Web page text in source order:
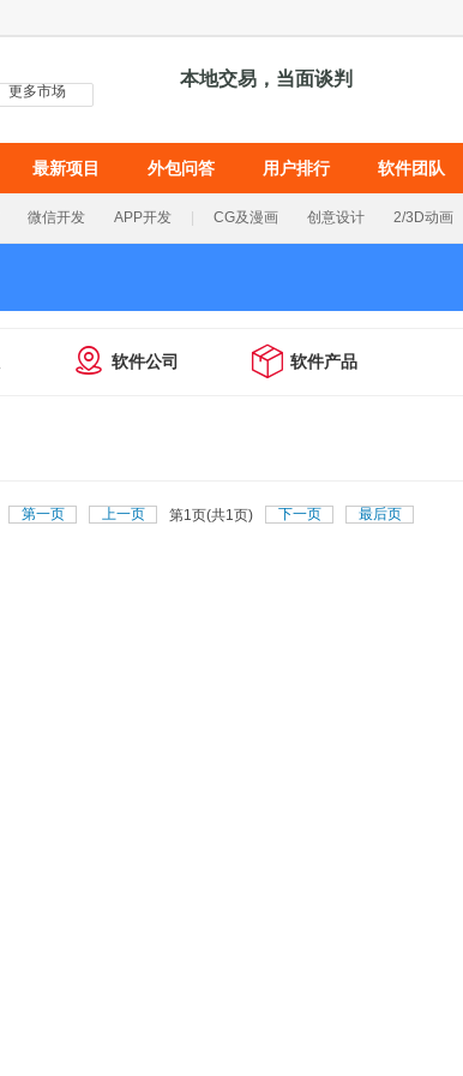
更多市场
本地交易，当面谈判
最新项目 外包问答 用户排行 软件团队
微信开发 APP开发 CG及漫画 创意设计 2/3D动画
 软件公司  软件产品
第一页 上一页 第1页(共1页) 下一页 最后页